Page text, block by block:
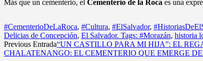
Más que un cementerio, el Cementerio de la Roca es una
#CementerioDeLaRoca, #Cultura, #ElSalvador,
Delicias de Concepción, El Salvador. Tags: #Morazán, historia
Previous Entrada“UN CASTILLO PARA MI HIJA”: EL
CHALATENANGO: EL CEMENTERIO QUE EMERGE